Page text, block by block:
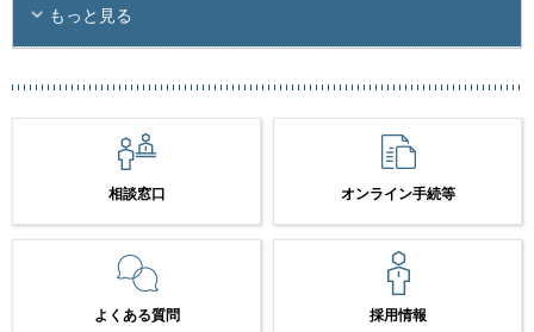
もっと見る
相談窓口 オンライン手続等
よくある質問 採用情報